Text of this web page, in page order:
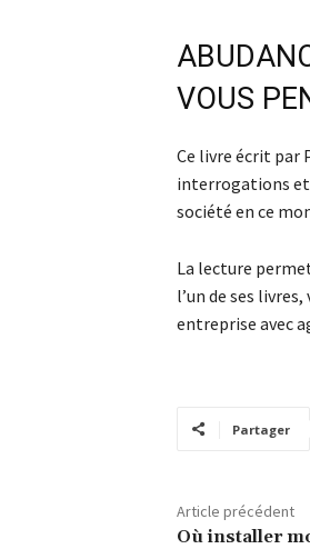
VOUS
Ce livre écrit par
interrogations et
société en ce
La lecture
l’un de ses
entreprise avec
Partager
Article précédent
Où installer